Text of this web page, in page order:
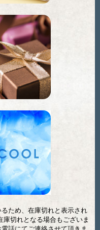
ため、在庫切れと表示され
切れとなる場合もございま